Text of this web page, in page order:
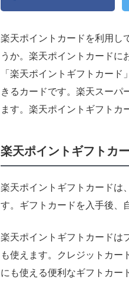
楽天ポイントカードを利用し
うか。楽天ポイントカードに
「楽天ポイントギフトカー
きるカードです。楽天スーパ
ます。楽天ポイントギフトカ
楽天ポイントギフトカ
楽天ポイントギフトカードは
す。ギフトカードを入手後、
楽天ポイントギフトカードは
も使えます。クレジットカー
にも使える便利なギフトカー